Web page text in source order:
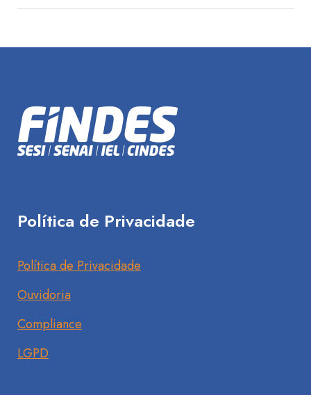
Política de Privacidade
Política de Privacidade
Ouvidoria
Compliance
LGPD